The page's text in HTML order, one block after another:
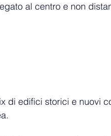
al centro e non
di edifici storici e nuovi